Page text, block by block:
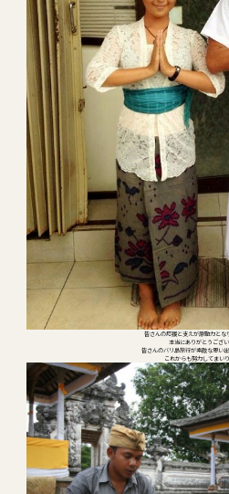
皆さんの応援と支えが原動力とな
本当にありがとうござ
皆さんのバリ島旅行が素敵な思い
これからも努力してまいり